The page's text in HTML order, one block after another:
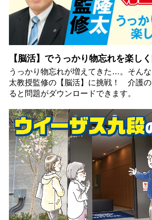
【脳活】でうっかり物忘れを楽しく
うっかり物忘れが増えてきた…。そん
太教授監修の【脳活】に挑戦！ 介護
ると問題がダウンロードできます。